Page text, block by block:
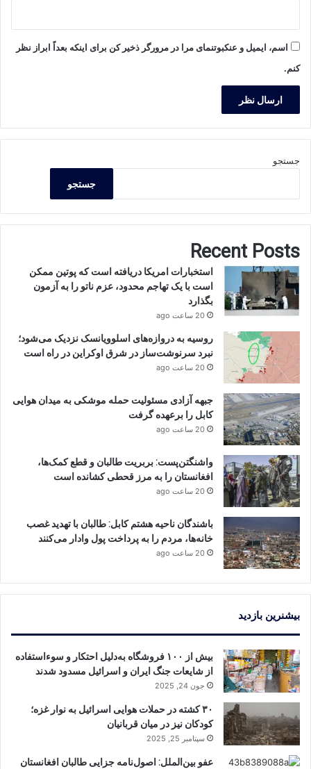
اسم، ایمیل و عنکبوتنمای مرا در مرورگر ذخیر کن برای اینکه بعداً ابراز نظر
کنم.
جستجو
جستجو
Recent Posts
استخبارات امریکا دریافته است که پوتین ممکن
است با یک تهاجم محدود، عزم ناتو را به آزمون
بگذارد
20 ساعت ago
روسیه به دروازه‌های اسلوویانسک نزدیک می‌شود؛
نبرد سرنوشت‌ساز در شرق اوکراین در راه است
20 ساعت ago
جبهه آزادی مسئولیت حمله موشکی به میدان هوایی
کابل را برعهده گرفت
20 ساعت ago
واشنگتن‌پست: بربریت طالبان و قطع کمک‌ها،
افغانستان را به مرز قحطی کشانده است
20 ساعت ago
باشندگان ناحیه هشتم کابل: طالبان با تهدید غصب
خانه‌ها، مردم را به پرداخت پول وادار می‌کنند
20 ساعت ago
بیشنرین بازدید
بیش از ۱۰۰ فروشگاه به‌دلیل احتکار و سوءاستفاده
از شایعات جنگ ایران و اسرائیل مسدود شدند
جون 24, 2025
۳۰ کشته در حملات هوایی اسرائیل به نوار غزه؛
کودکان نیز در میان قربانیان
سپتامبر 25, 2025
عفو بین‌الملل: اصول‌نامه جزایی طالبان افغانستان